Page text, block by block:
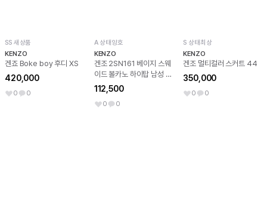
SS 새상품
KENZO
겐죠 Boke boy 후디 XS
420,000
0 0
A 상태양호
KENZO
겐조 2SN161 베이지 스웨
이드 볼카노 하이탑 남성 스
니커즈 41
112,500
0 0
S 상태최상
KENZO
겐조 멀티컬러 스커트 44
350,000
0 0